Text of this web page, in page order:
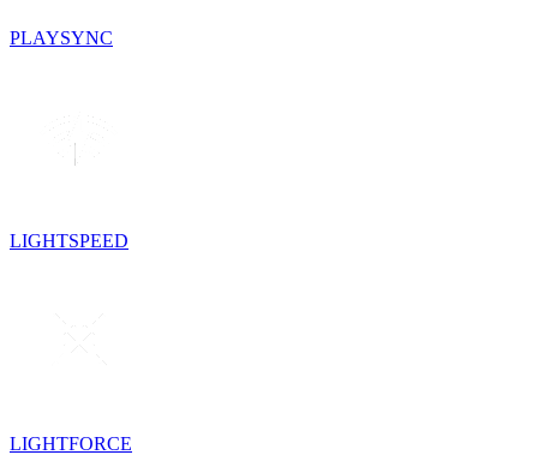
PLAYSYNC
LIGHTSPEED
LIGHTFORCE